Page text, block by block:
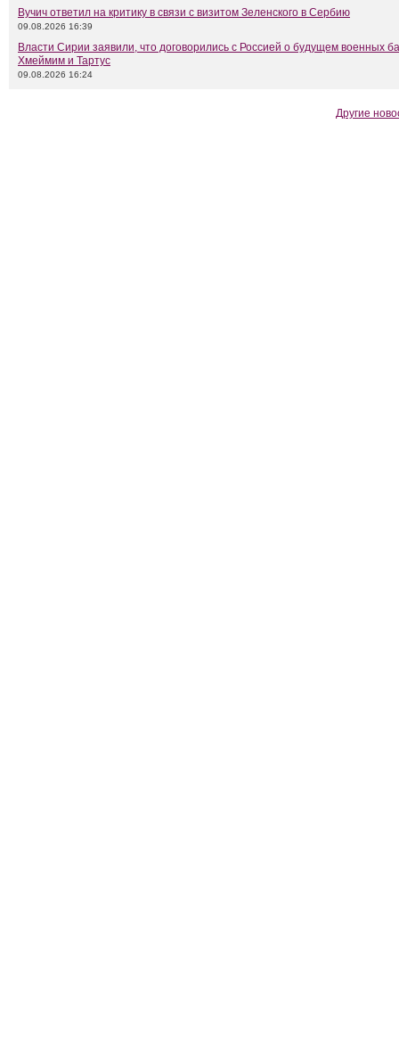
Вучич ответил на критику в связи с визитом Зеленского в Сербию
09.08.2026 16:39
Власти Сирии заявили, что договорились с Россией о будущем военных
Хмеймим и Тартус
09.08.2026 16:24
Другие